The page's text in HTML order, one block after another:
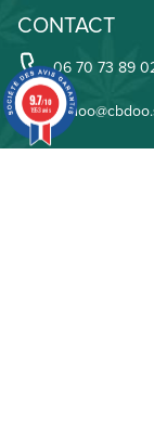
CONTACT
06 70 73 89
9.7/10
1953 avis